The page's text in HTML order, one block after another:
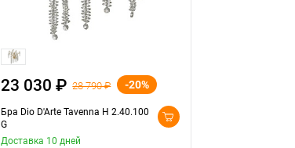
23 030 ₽ 28 790 ₽ -20%
Бра Dio D'Arte Tavenna H 2.40.100
G
Доставка 10 дней